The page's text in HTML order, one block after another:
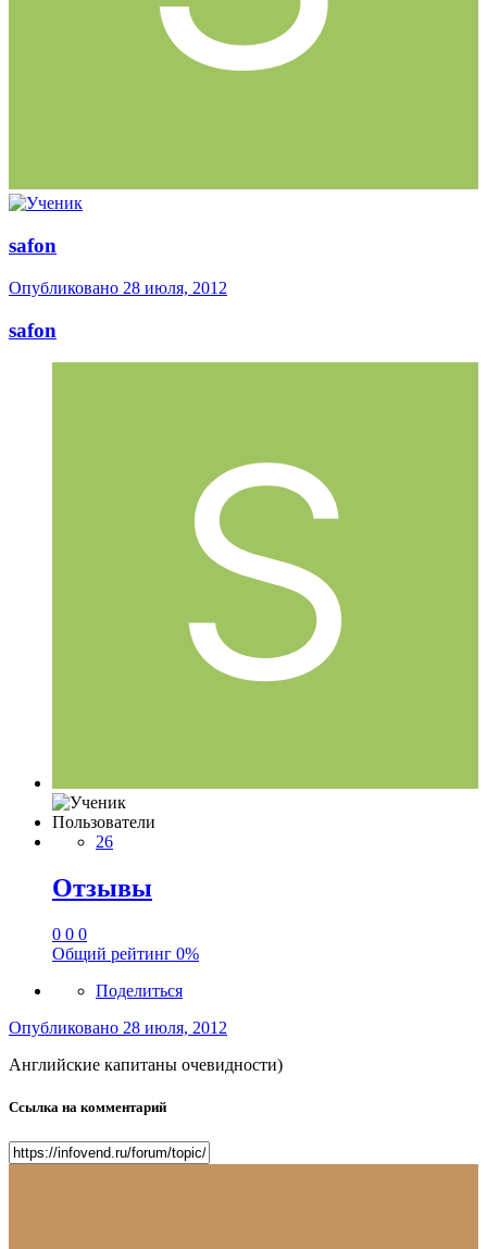
safon
Опубликовано 28 июля, 2012
safon
Пользователи
26
Отзывы
0 0 0
Общий рейтинг 0%
Поделиться
Опубликовано 28 июля, 2012
Английские капитаны очевидности)
Ссылка на комментарий